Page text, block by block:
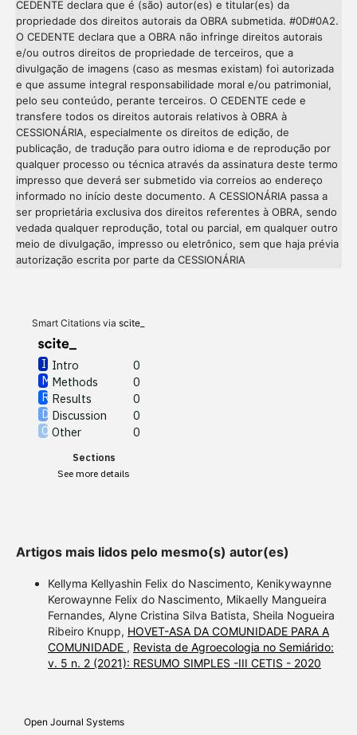
CEDENTE declara que é (são) autor(es) e titular(es) da
propriedade dos direitos autorais da OBRA submetida. #0D#0A2.
O CEDENTE declara que a OBRA não infringe direitos autorais
e/ou outros direitos de propriedade de terceiros, que a
divulgação de imagens (caso as mesmas existam) foi autorizada
e que assume integral responsabilidade moral e/ou patrimonial,
pelo seu conteúdo, perante terceiros. O CEDENTE cede e
transfere todos os direitos autorais relativos à OBRA à
CESSIONÁRIA, especialmente os direitos de edição, de
publicação, de tradução para outro idioma e de reprodução por
qualquer processo ou técnica através da assinatura deste termo
impresso que deverá ser submetido via correios ao endereço
informado no início deste documento. A CESSIONÁRIA passa a
ser proprietária exclusiva dos direitos referentes à OBRA, sendo
vedada qualquer reprodução, total ou parcial, em qualquer outro
meio de divulgação, impresso ou eletrônico, sem que haja prévia
autorização escrita por parte da CESSIONÁRIA
Smart Citations via scite_
Intro
0
Methods
0
Results
0
Discussion
0
Other
0
Sections
See more details
Intro
contrasts the cited claim, and
a label indicating in which
section the citation was
made.
Artigos mais lidos pelo mesmo(s) autor(es)
Kellyma Kellyashin Felix do Nascimento, Kenikywaynne
Kerowaynne Felix do Nascimento, Mikaelly Mangueira
Fernandes, Alyne Cristina Silva Batista, Sheila Nogueira
Ribeiro Knupp, HOVET-ASA DA COMUNIDADE PARA A
COMUNIDADE , Revista de Agroecologia no Semiárido:
v. 5 n. 2 (2021): RESUMO SIMPLES -III CETIS - 2020
Open Journal Systems